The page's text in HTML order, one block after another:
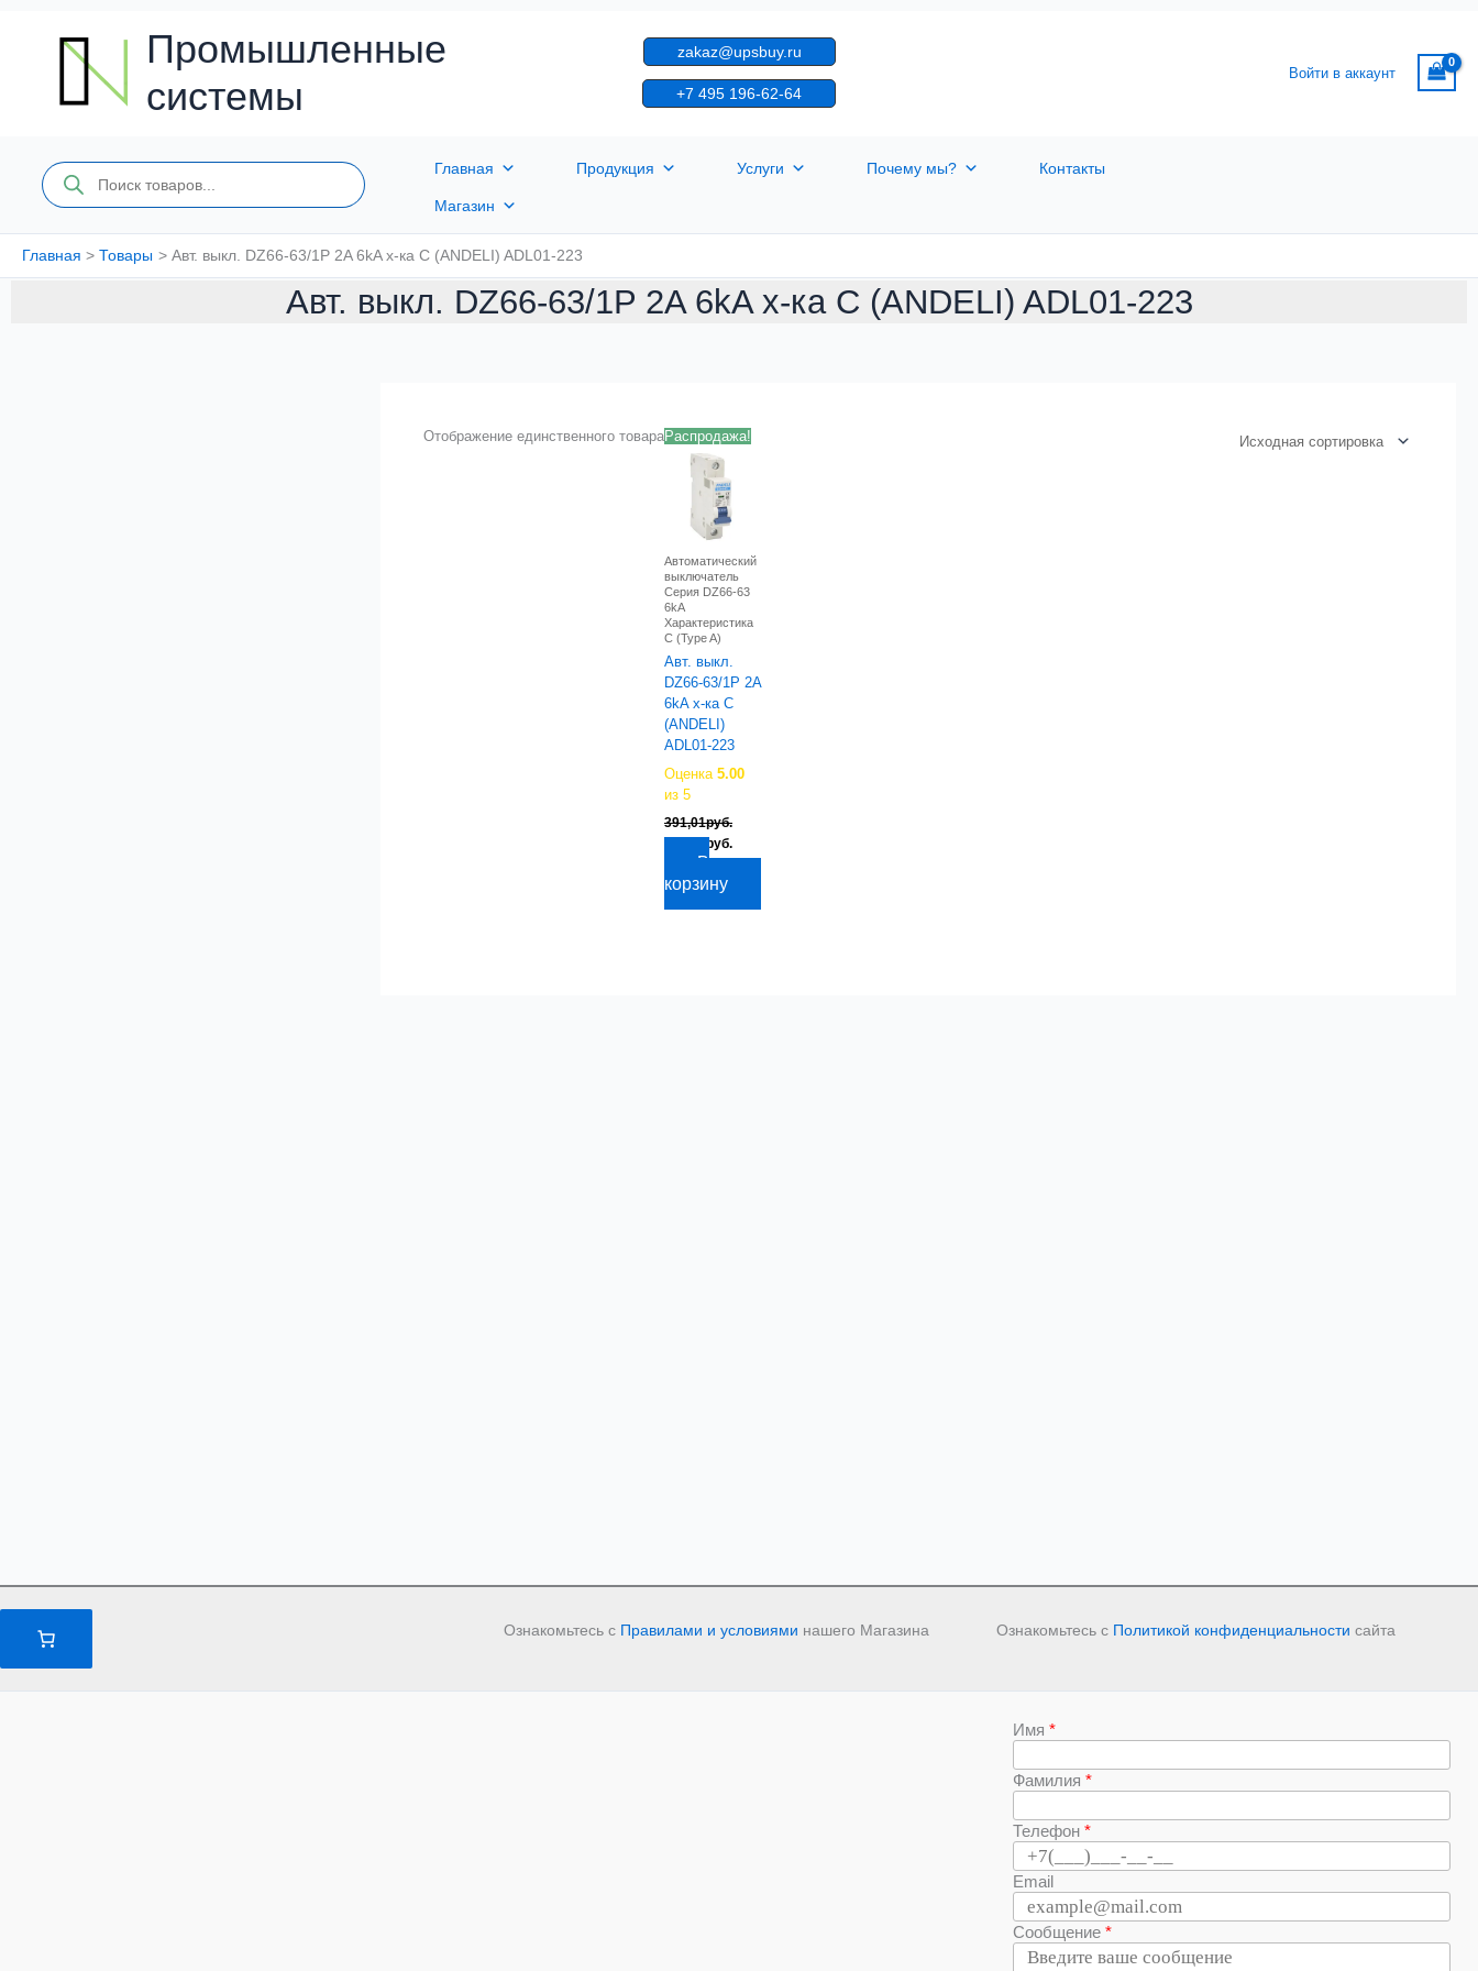
содержимому
Промышленные
системы
zakaz@upsbuy.ru
+7 495 196-62-64
Войти в аккаунт
Поиск
товаров
Главная Продукция Услуги Почему мы? Контакты
Магазин
Главная Товары Авт. выкл. DZ66-63/1P 2A 6kA х-ка C (ANDELI) ADL01-223
Авт. выкл. DZ66-63/1P 2A 6kA х-ка C (ANDELI) ADL01-223
Отображение единственного товараРаспродажа!
Автоматический
выключатель
Серия DZ66-63
6kA
Характеристика
C (Type A)
Авт. выкл.
DZ66-63/1P 2A
6kA х-ка C
(ANDELI)
ADL01-223
Оценка 5.00
из 5
391,01руб.
Первоначальная
391,01руб..
руб.
цена:
В
корзину
Ознакомьтесь с Правилами и условиями нашего Магазина Ознакомьтесь с Политикой конфиденциальности сайта
Имя
Фамилия
Телефон
Email
Сообщение